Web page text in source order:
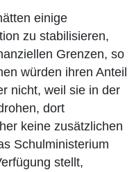
einige
zu stabilisieren,
Grenzen, so
würden ihren Anteil
nicht, weil sie in der
dort
keine zusätzlichen
Schulministerium
stellt,